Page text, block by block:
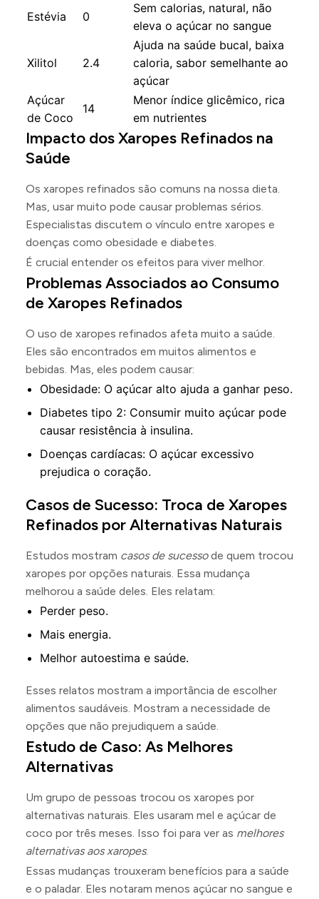
Estévia 0
Sem calorias, natural, não
eleva o açúcar no sangue
Xilitol 2.4
Ajuda na saúde bucal, baixa
caloria, sabor semelhante ao
açúcar
Açúcar
de Coco
14
Menor índice glicêmico, rica
em nutrientes
Impacto dos Xaropes Refinados na
Saúde
Os xaropes refinados são comuns na nossa dieta.
Mas, usar muito pode causar problemas sérios.
Especialistas discutem o vínculo entre xaropes e
doenças como obesidade e diabetes.
É crucial entender os efeitos para viver melhor.
Problemas Associados ao Consumo
de Xaropes Refinados
O uso de xaropes refinados afeta muito a saúde.
Eles são encontrados em muitos alimentos e
bebidas. Mas, eles podem causar:
Obesidade: O açúcar alto ajuda a ganhar peso.
Diabetes tipo 2: Consumir muito açúcar pode
causar resistência à insulina.
Doenças cardíacas: O açúcar excessivo
prejudica o coração.
Casos de Sucesso: Troca de Xaropes
Refinados por Alternativas Naturais
Estudos mostram casos de sucessode quem trocou
xaropes por opções naturais. Essa mudança
melhorou a saúde deles. Eles relatam:
Perder peso.
Mais energia.
Melhor autoestima e saúde.
Esses relatos mostram a importância de escolher
alimentos saudáveis. Mostram a necessidade de
opções que não prejudiquem a saúde.
Estudo de Caso: As Melhores
Alternativas
Um grupo de pessoas trocou os xaropes por
alternativas naturais. Eles usaram mel e açúcar de
coco por três meses. Isso foi para ver as melhores
alternativas aos xaropes.
Essas mudanças trouxeram benefícios para a saúde
e o paladar. Eles notaram menos açúcar no sangue e